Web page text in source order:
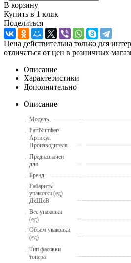
В корзину
Купить в 1 клик
Поделиться
Цена действительна только для
отличаться от цен в розничных
Описание
Характеристики
Дополнительно
Описание
Модель
PartNumber/
Артикул
Производителя
Предназначен
для
Бренд
Габариты
упаковки (ед)
ДхШхВ
Вес упаковки
(ед)
Объем упаковки
(ед)
Тип фасовки
тонера